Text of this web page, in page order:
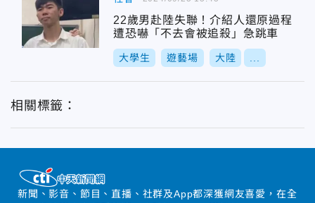
22歲男赴陸失聯！介紹人還原過程
遭恐嚇「不去會被追殺」急跳車
大學生 遊藝場 大陸
相關標籤：
新聞、影音、節目、直播、社群及App都深獲網友喜愛，在全